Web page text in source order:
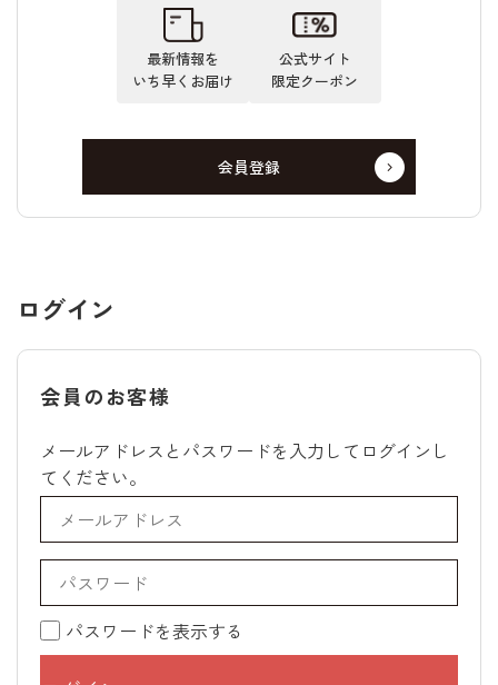
最新情報を
いち早くお届け
公式サイト
限定クーポン
会員登録
ログイン
会員のお客様
メールアドレスとパスワードを入力してログインし
てください。
パスワードを表示する